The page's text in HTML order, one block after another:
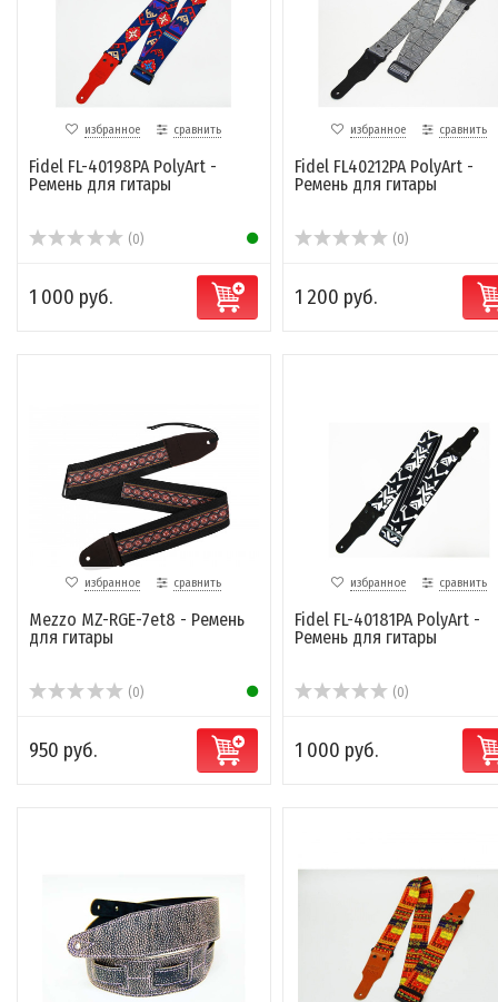
избранное сравнить
Fidel FL-40198PA PolyArt -
Ремень для гитары
(0)
1 000 руб.
избранное сравнить
Fidel FL40212PA PolyArt -
Ремень для гитары
(0)
1 200 руб.
избранное сравнить
Mezzo MZ-RGE-7et8 - Ремень
для гитары
(0)
950 руб.
избранное сравнить
Fidel FL-40181PA PolyArt -
Ремень для гитары
(0)
1 000 руб.